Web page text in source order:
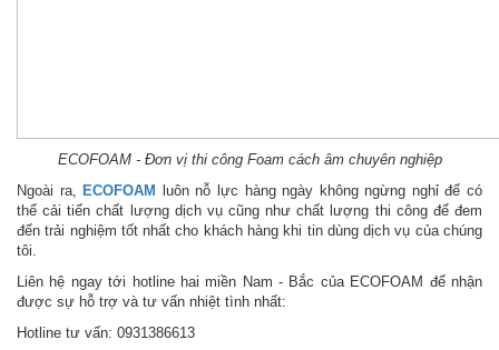
ECOFOAM - Đơn vị thi công Foam cách âm chuyên nghiệp
Ngoài ra, ECOFOAM
luôn nỗ lực hàng ngày không ngừng nghỉ để có
thể cải tiến chất lượng dịch vụ cũng như chất lượng thi công để đem
đến trải nghiệm tốt nhất cho khách hàng khi tin dùng dịch vụ của chúng
tôi.
Liên hệ ngay tới hotline hai miền Nam - Bắc của ECOFOAM để nhận
được sự hỗ trợ và tư vấn nhiệt tình nhất:
Hotline tư vấn: 0931386613